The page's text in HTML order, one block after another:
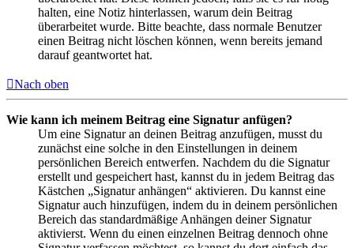
halten, eine Notiz hinterlassen, warum dein Beitrag
überarbeitet wurde. Bitte beachte, dass normale Benutzer
einen Beitrag nicht löschen können, wenn bereits jemand
darauf geantwortet hat.
Nach oben
Wie kann ich meinem Beitrag eine Signatur anfügen?
Um eine Signatur an deinen Beitrag anzufügen, musst du
zunächst eine solche in den Einstellungen in deinem
persönlichen Bereich entwerfen. Nachdem du die Signatur
erstellt und gespeichert hast, kannst du in jedem Beitrag das
Kästchen „Signatur anhängen“ aktivieren. Du kannst eine
Signatur auch hinzufügen, indem du in deinem persönlichen
Bereich das standardmäßige Anhängen deiner Signatur
aktivierst. Wenn du einen einzelnen Beitrag dennoch ohne